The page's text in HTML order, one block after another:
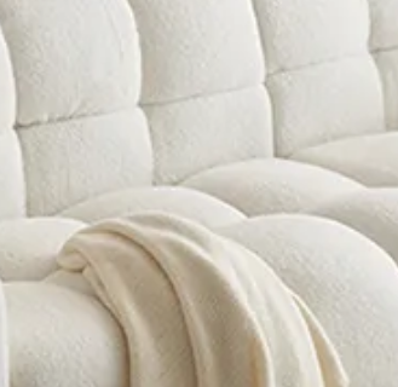
/【1人掛
ソファ/【1人
/【1人掛け
ーム/【1人掛